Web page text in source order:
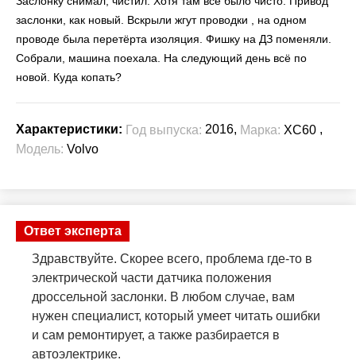
заслонки, как новый. Вскрыли жгут проводки , на одном
проводе была перетёрта изоляция. Фишку на ДЗ поменяли.
Собрали, машина поехала. На следующий день всё по
новой. Куда копать?
Характеристики: Год выпуска: 2016, Марка: XC60 ,
Модель: Volvo
Ответ эксперта
Здравствуйте. Скорее всего, проблема где-то в
электрической части датчика положения
дроссельной заслонки. В любом случае, вам
нужен специалист, который умеет читать ошибки
и сам ремонтирует, а также разбирается в
автоэлектрике.